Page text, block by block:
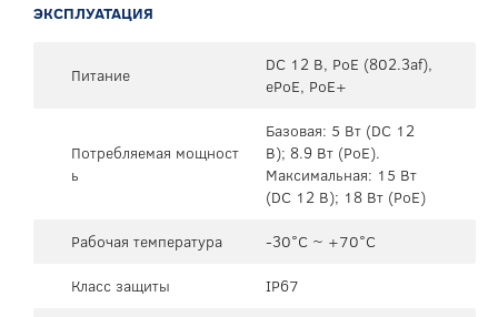
ЭКСПЛУАТАЦИЯ
Питание
DC 12 В, PoE (802.3af),
ePoE, PoE+
Потребляемая мощност
ь
Базовая: 5 Вт (DC 12
В); 8.9 Вт (PoE).
Максимальная: 15 Вт
(DC 12 В); 18 Вт (PoE)
Рабочая температура
-30°C ~ +70°C
Класс защиты
IP67